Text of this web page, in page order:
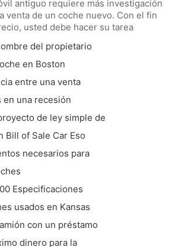
antiguo requiere más investigación
venta de un coche nuevo. Con el fin
usted debe hacer su tarea
crear un paquete promocional
del propietario
en Boston
entre una venta
Pública de
en una recesión
de ley simple de
Bill of Sale Car Eso
necesarios para
Especificaciones
usados ​​en Kansas
con un préstamo
dinero para la